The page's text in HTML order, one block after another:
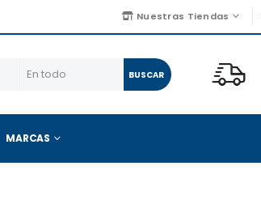
Nuestras Tiendas
BUSCAR
MARCAS